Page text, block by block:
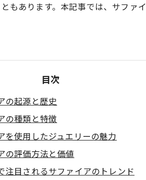
もあります。本記事では、サファ
目次
の起源と歴史
の種類と特徴
を使用したジュエリーの魅力
の評価方法と価値
注目されるサファイアのトレンド